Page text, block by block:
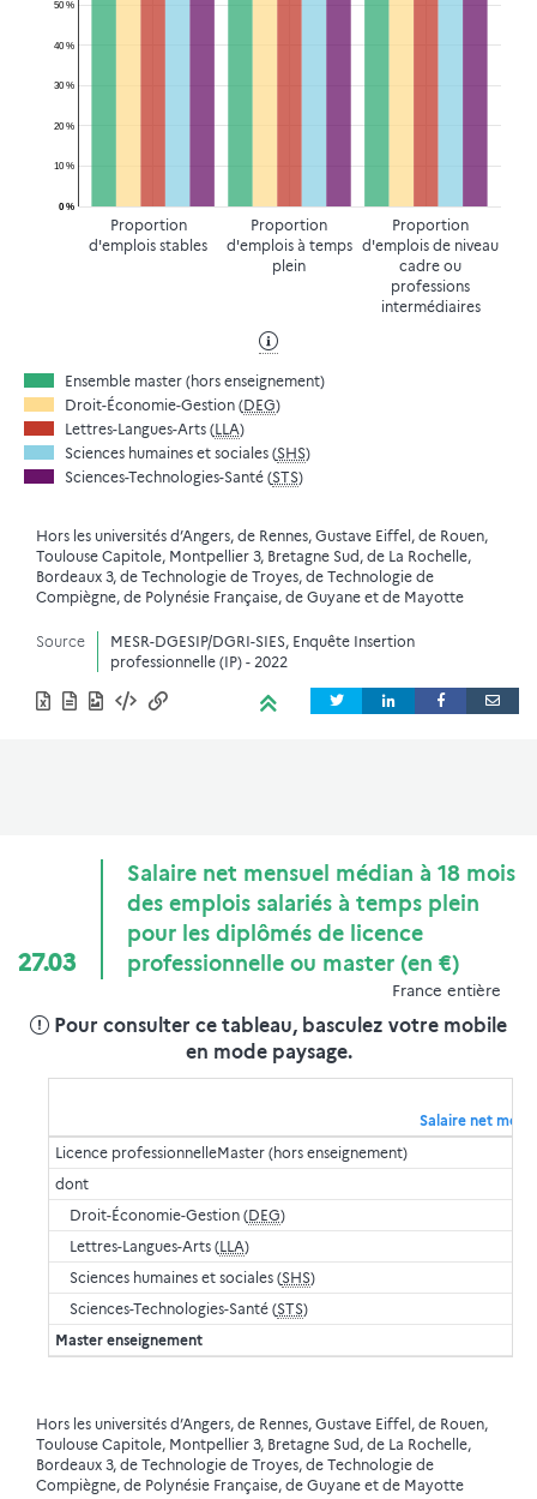
10 %
20 %
30 %
40 %
50 %
0 %
Proportion
d'emplois stables
Proportion
d'emplois à temps
plein
Proportion
d'emplois de niveau
cadre ou
professions
intermédiaires
Ensemble master (hors enseignement)
Droit-Économie-Gestion (DEG)
Lettres-Langues-Arts (LLA)
Sciences humaines et sociales (SHS)
Sciences-Technologies-Santé (STS)
Hors les universités d’Angers, de Rennes, Gustave Eiffel, de Rouen,
Toulouse Capitole, Montpellier 3, Bretagne Sud, de La Rochelle,
Bordeaux 3, de Technologie de Troyes, de Technologie de
Compiègne, de Polynésie Française, de Guyane et de Mayotte
Source
MESR-DGESIP/DGRI-SIES, Enquête Insertion
professionnelle (IP) - 2022
27.03
Salaire net mensuel médian à 18 mois
des emplois salariés à temps plein
pour les diplômés de licence
professionnelle ou master (en €)
France entière
Pour consulter ce tableau, basculez votre mobile
en mode paysage.
Salaire net
Licence professionnelleMaster (hors enseignement)
dont
Droit-Économie-Gestion (DEG)
Lettres-Langues-Arts (LLA)
Sciences humaines et sociales (SHS)
Sciences-Technologies-Santé (STS)
Master enseignement
Hors les universités d’Angers, de Rennes, Gustave Eiffel, de Rouen,
Toulouse Capitole, Montpellier 3, Bretagne Sud, de La Rochelle,
Bordeaux 3, de Technologie de Troyes, de Technologie de
Compiègne, de Polynésie Française, de Guyane et de Mayotte